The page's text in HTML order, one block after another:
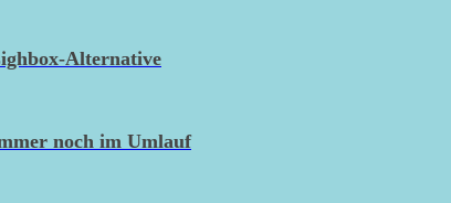
Alternative
noch im Umlauf